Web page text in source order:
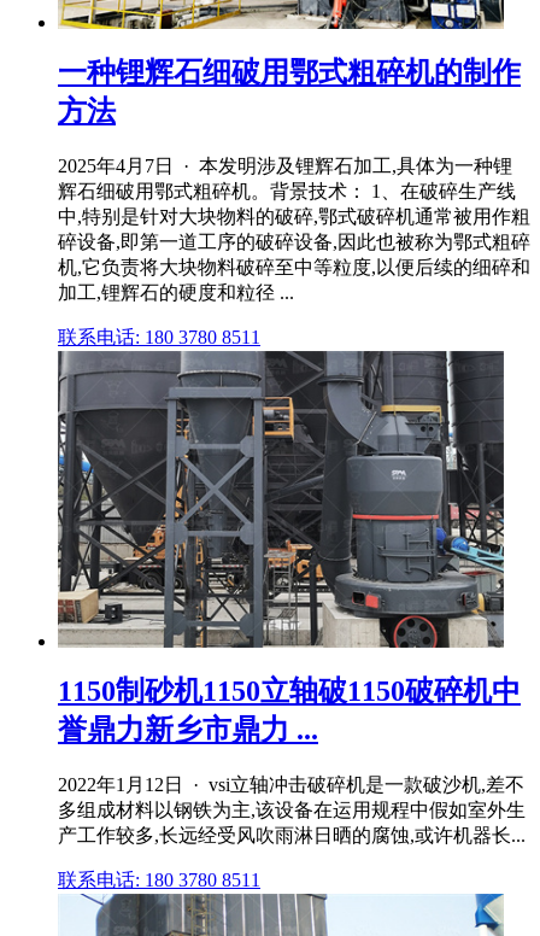
一种锂辉石细破用鄂式粗碎机的制作
方法
2025年4月7日 · 本发明涉及锂辉石加工,具体为一种锂
辉石细破用鄂式粗碎机。背景技术： 1、在破碎生产线
中,特别是针对大块物料的破碎,鄂式破碎机通常被用作粗
碎设备,即第一道工序的破碎设备,因此也被称为鄂式粗碎
机,它负责将大块物料破碎至中等粒度,以便后续的细碎和
加工,锂辉石的硬度和粒径 ...
联系电话: 180 3780 8511
1150制砂机1150立轴破1150破碎机中
誉鼎力新乡市鼎力 ...
2022年1月12日 · vsi立轴冲击破碎机是一款破沙机,差不
多组成材料以钢铁为主,该设备在运用规程中假如室外生
产工作较多,长远经受风吹雨淋日晒的腐蚀,或许机器长...
联系电话: 180 3780 8511